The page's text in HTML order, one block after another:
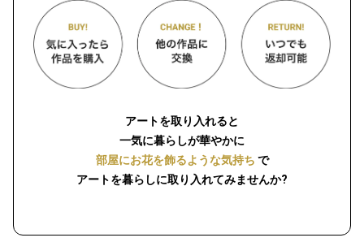
アートを取り入れると
一気に暮らしが華やかに
部屋にお花を飾るような気持ち で
アートを暮らしに取り入れてみませんか?